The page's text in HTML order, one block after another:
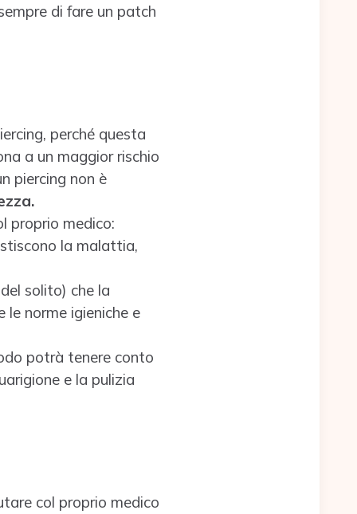
di fare un patch
perché questa
a un maggior rischio
piercing non è
proprio medico:
la malattia,
solito) che la
norme igieniche e
potrà tenere conto
e la pulizia
col proprio medico